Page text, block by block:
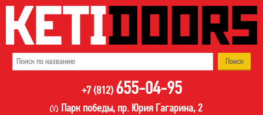
+7 (812) 655-04-95
Парк победы, пр. Юрия Гагарина, 2